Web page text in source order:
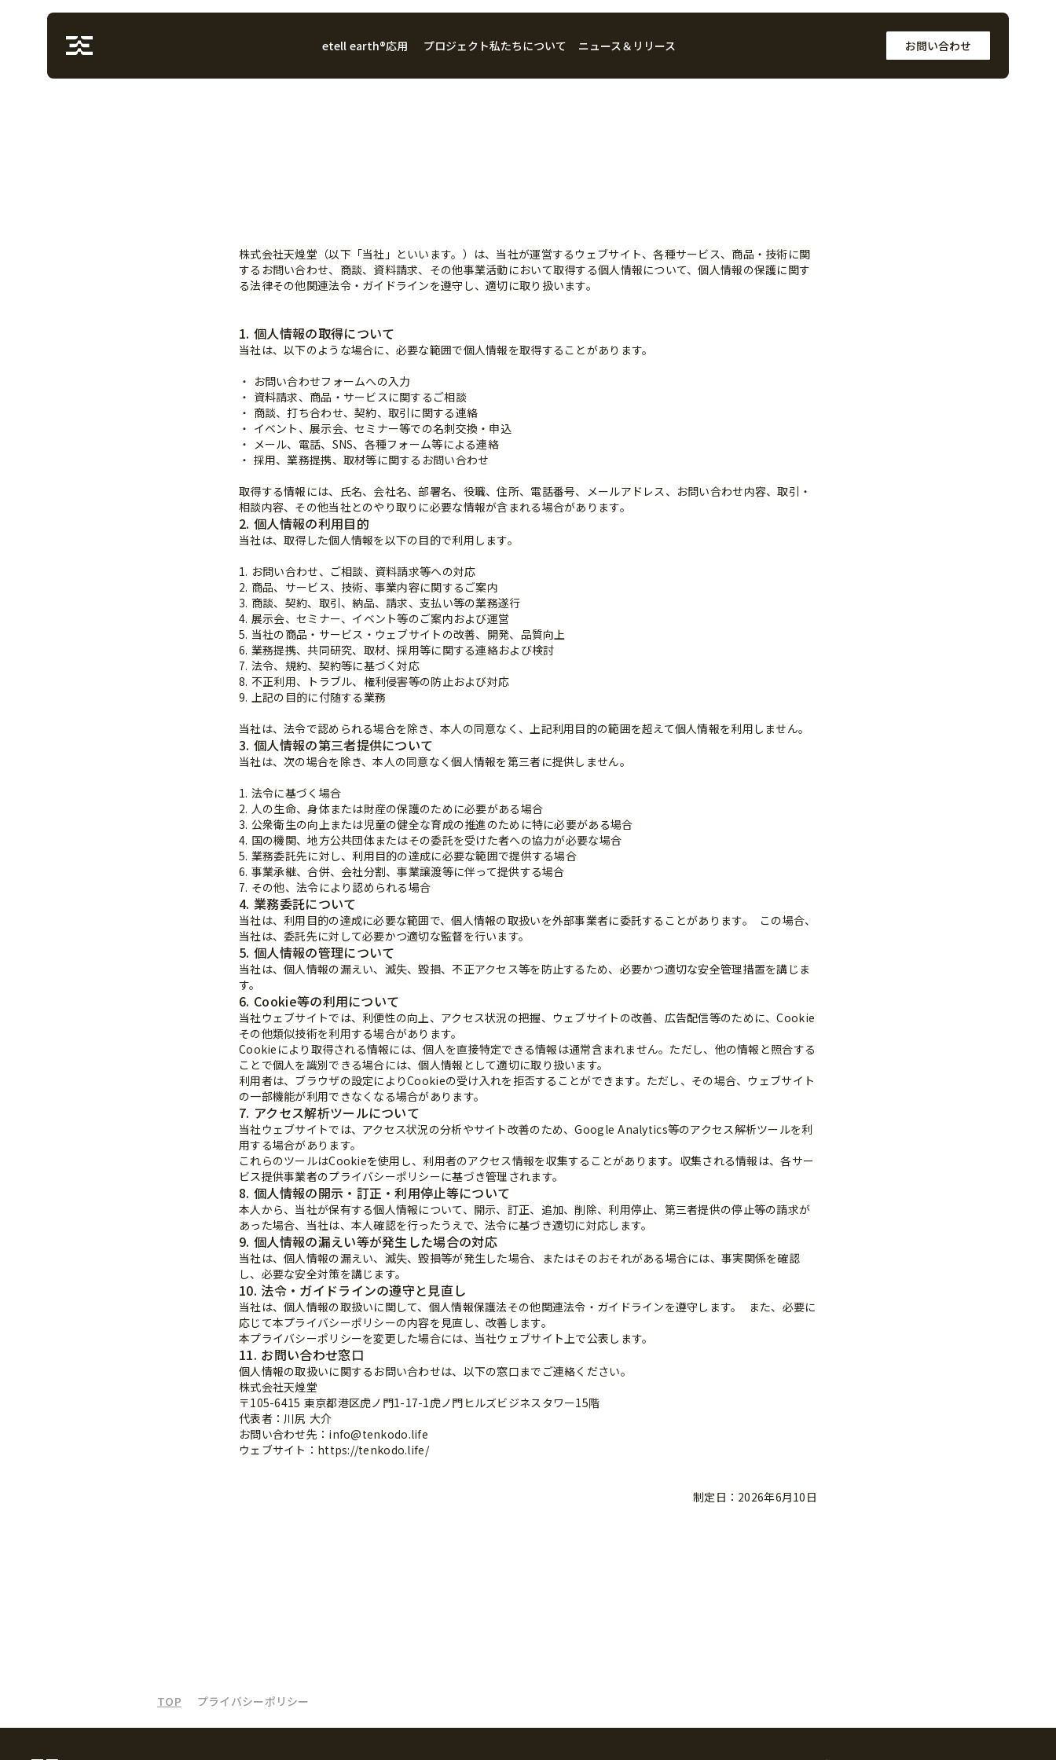
etell earth®応用 プロジェクト私たちについて ニュース＆リリース お問い合わせ
株式会社天煌堂（以下「当社」といいます。）は、当社が運営するウェブサイト、各種サービス、商品・技術に関
するお問い合わせ、商談、資料請求、その他事業活動において取得する個人情報について、個人情報の保護に関す
る法律その他関連法令・ガイドラインを遵守し、適切に取り扱います。
1. 個人情報の取得について
当社は、以下のような場合に、必要な範囲で個人情報を取得することがあります。
・ お問い合わせフォームへの入力
・ 資料請求、商品・サービスに関するご相談
・ 商談、打ち合わせ、契約、取引に関する連絡
・ イベント、展示会、セミナー等での名刺交換・申込
・ メール、電話、SNS、各種フォーム等による連絡
・ 採用、業務提携、取材等に関するお問い合わせ
取得する情報には、氏名、会社名、部署名、役職、住所、電話番号、メールアドレス、お問い合わせ内容、取引・
相談内容、その他当社とのやり取りに必要な情報が含まれる場合があります。
2. 個人情報の利用目的
当社は、取得した個人情報を以下の目的で利用します。
1. お問い合わせ、ご相談、資料請求等への対応
2. 商品、サービス、技術、事業内容に関するご案内
3. 商談、契約、取引、納品、請求、支払い等の業務遂行
4. 展示会、セミナー、イベント等のご案内および運営
5. 当社の商品・サービス・ウェブサイトの改善、開発、品質向上
6. 業務提携、共同研究、取材、採用等に関する連絡および検討
7. 法令、規約、契約等に基づく対応
8. 不正利用、トラブル、権利侵害等の防止および対応
9. 上記の目的に付随する業務
当社は、法令で認められる場合を除き、本人の同意なく、上記利用目的の範囲を超えて個人情報を利用しません。
3. 個人情報の第三者提供について
当社は、次の場合を除き、本人の同意なく個人情報を第三者に提供しません。
1. 法令に基づく場合
2. 人の生命、身体または財産の保護のために必要がある場合
3. 公衆衛生の向上または児童の健全な育成の推進のために特に必要がある場合
4. 国の機関、地方公共団体またはその委託を受けた者への協力が必要な場合
5. 業務委託先に対し、利用目的の達成に必要な範囲で提供する場合
6. 事業承継、合併、会社分割、事業譲渡等に伴って提供する場合
7. その他、法令により認められる場合
4. 業務委託について
当社は、利用目的の達成に必要な範囲で、個人情報の取扱いを外部事業者に委託することがあります。 この場合、
当社は、委託先に対して必要かつ適切な監督を行います。
5. 個人情報の管理について
当社は、個人情報の漏えい、滅失、毀損、不正アクセス等を防止するため、必要かつ適切な安全管理措置を講じま
す。
6. Cookie等の利用について
当社ウェブサイトでは、利便性の向上、アクセス状況の把握、ウェブサイトの改善、広告配信等のために、Cookie
その他類似技術を利用する場合があります。
Cookieにより取得される情報には、個人を直接特定できる情報は通常含まれません。ただし、他の情報と照合する
ことで個人を識別できる場合には、個人情報として適切に取り扱います。
利用者は、ブラウザの設定によりCookieの受け入れを拒否することができます。ただし、その場合、ウェブサイト
の一部機能が利用できなくなる場合があります。
7. アクセス解析ツールについて
当社ウェブサイトでは、アクセス状況の分析やサイト改善のため、Google Analytics等のアクセス解析ツールを利
用する場合があります。
これらのツールはCookieを使用し、利用者のアクセス情報を収集することがあります。収集される情報は、各サー
ビス提供事業者のプライバシーポリシーに基づき管理されます。
8. 個人情報の開示・訂正・利用停止等について
本人から、当社が保有する個人情報について、開示、訂正、追加、削除、利用停止、第三者提供の停止等の請求が
あった場合、当社は、本人確認を行ったうえで、法令に基づき適切に対応します。
9. 個人情報の漏えい等が発生した場合の対応
当社は、個人情報の漏えい、滅失、毀損等が発生した場合、またはそのおそれがある場合には、事実関係を確認
し、必要な安全対策を講じます。
10. 法令・ガイドラインの遵守と見直し
当社は、個人情報の取扱いに関して、個人情報保護法その他関連法令・ガイドラインを遵守します。 また、必要に
応じて本プライバシーポリシーの内容を見直し、改善します。
本プライバシーポリシーを変更した場合には、当社ウェブサイト上で公表します。
11. お問い合わせ窓口
個人情報の取扱いに関するお問い合わせは、以下の窓口までご連絡ください。
株式会社天煌堂
〒105-6415 東京都港区虎ノ門1-17-1虎ノ門ヒルズビジネスタワー15階
代表者：川尻 大介
お問い合わせ先：info@tenkodo.life
ウェブサイト：https://tenkodo.life/
制定日：2026年6月10日
TOP プライバシーポリシー